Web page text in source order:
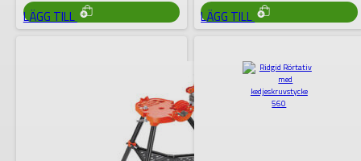
LÄGG TILL LÄGG TILL